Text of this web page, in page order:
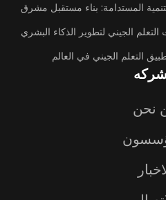
المستدامة: بناء مستقبل مشرق
التعلم الجيني لتطوير الذكاء البشري
التعلم الجيني في العالم
نحن